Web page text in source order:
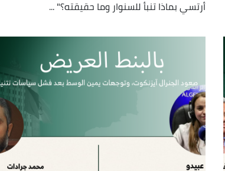
أرتسي بماذا تنبأ للسنوار وما حقيقته؟" ...